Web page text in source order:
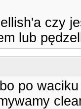
czy
lub
po